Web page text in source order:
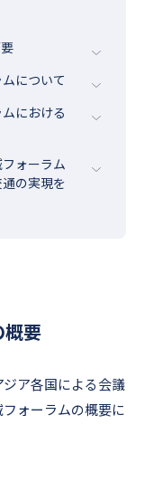
について
における
ォーラム
の実現を
概要
ア各国による会議
ォーラムの概要に